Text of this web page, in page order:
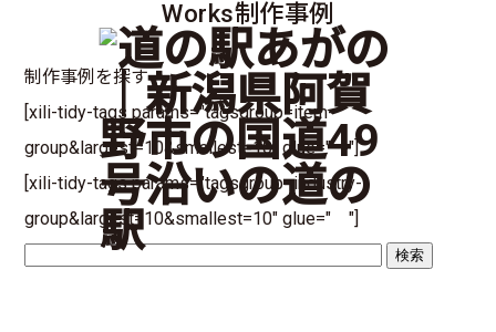
Works制作事例
制作事例を探す
[xili-tidy-tags params="tagsgroup=item-
group&largest=10&smallest=10" glue=" "]
[xili-tidy-tags params="tagsgroup=industry-
group&largest=10&smallest=10" glue=" "]